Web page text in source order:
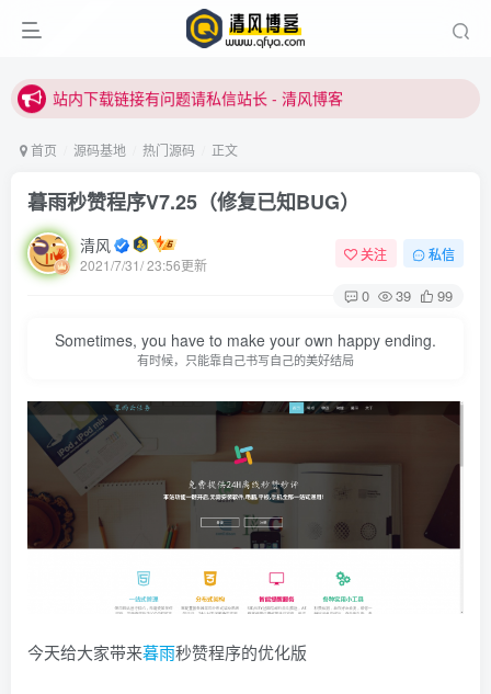
站内下载链接有问题请私信站长 - 清风博客
站内下载链接有问题请私信站长 - 清风博客
首页 源码基地 热门源码 正文
暮雨秒赞程序V7.25（修复已知BUG）
清风
2021/7/31/ 23:56更新
关注 私信
0 39 99
Sometimes, you have to make your own happy ending.
有时候，只能靠自己书写自己的美好结局
今天给大家带来暮雨秒赞程序的优化版